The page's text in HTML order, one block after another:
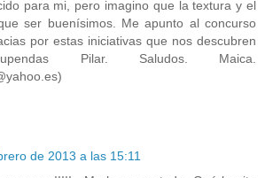
para mi, pero imagino que la textura y el
ser buenísimos. Me apunto al concurso
por estas iniciativas que nos descubren
Pilar. Saludos. Maica.
de 2013 a las 15:11